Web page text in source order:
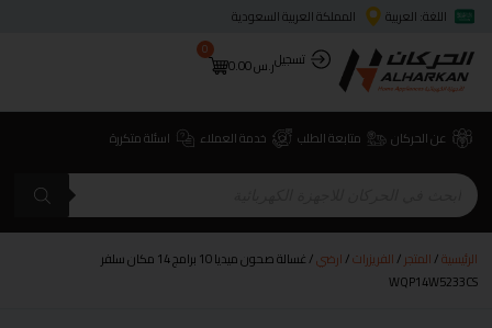
اللغة: العربية
المملكة العربية السعودية
تسجيلر.س0.00
0
عن الحركان متابعة الطلب خدمة العملاء اسئلة متكررة
الرئيسية/المتجر/الفريزرات/ارضي
/ غسالة صحون ميديا 10 برامج 14 مكان سلفر
WQP14W5233CS